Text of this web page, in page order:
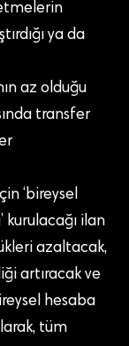
ya da
az olduğu
transfer
‘bireysel
kurulacağı ilan
azaltacak,
artıracak ve
hesaba
tüm